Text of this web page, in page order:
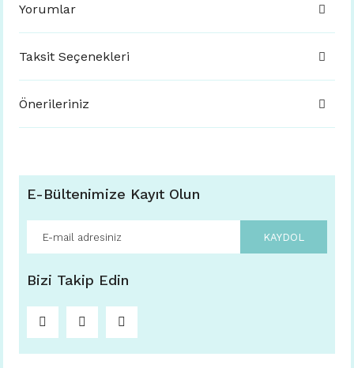
Yorumlar
Taksit Seçenekleri
Önerileriniz
E-Bültenimize Kayıt Olun
KAYDOL
Bizi Takip Edin